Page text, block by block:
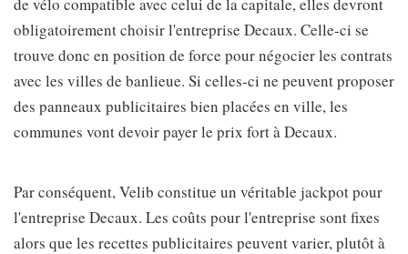
obligatoirement choisir l'entreprise Decaux. Celle-ci se
trouve donc en position de force pour négocier les contrats
avec les villes de banlieue. Si celles-ci ne peuvent proposer
des panneaux publicitaires bien placées en ville, les
communes vont devoir payer le prix fort à Decaux.
Par conséquent, Velib constitue un véritable jackpot pour
l'entreprise Decaux. Les coûts pour l'entreprise sont fixes
alors que les recettes publicitaires peuvent varier, plutôt à